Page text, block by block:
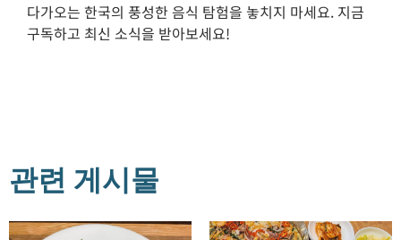
다가오는 한국의 풍성한 음식 탐험을 놓치지 마세요. 지금
구독하고 최신 소식을 받아보세요!
관련 게시물